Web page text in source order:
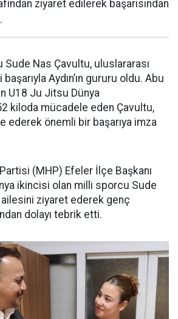
ziyaret edilerek başarısından
Sude Nas Çavultu, uluslararası
Aydın’ın gururu oldu. Abu
U18 Ju Jitsu Dünya
kiloda mücadele eden Çavultu,
ederek önemli bir başarıya imza
(MHP) Efeler İlçe Başkanı
ikincisi olan milli sporcu Sude
ailesini ziyaret ederek genç
dolayı tebrik etti.